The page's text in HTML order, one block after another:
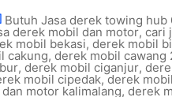
Butuh Jasa derek towing hub
derek mobil dan motor, cari
mobil bekasi, derek mobil
cakung, derek mobil cawang
, derek mobil ciganjur,
mobil cipedak,derek
motor kalimalang, derek